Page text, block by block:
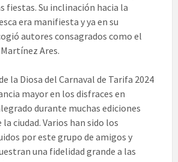
fiestas. Su inclinación hacia la
era manifiesta y ya en su
autores consagrados como el
Ares.
la Diosa del Carnaval de Tarifa 2024
mayor en los disfraces en
durante muchas ediciones
ciudad. Varios han sido los
por este grupo de amigos y
una fidelidad grande a las